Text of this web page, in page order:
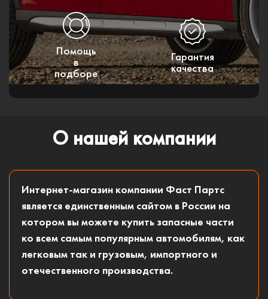
Помощь
в
подборе
Гарантия
качества
О нашей компании
Интернет-магазин компании Фаст Партс
является единственным сайтом в России на
котором вы можете купить запасные части
ко всем самым популярным автомобилям, как
легковым так и грузовым, импортного и
отечественного производства.